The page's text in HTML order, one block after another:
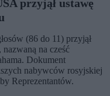
przyjął ustawę
(86 do 11) przyjął
na cześć
Dokument
nabywców rosyjskiej
Reprezentantów.